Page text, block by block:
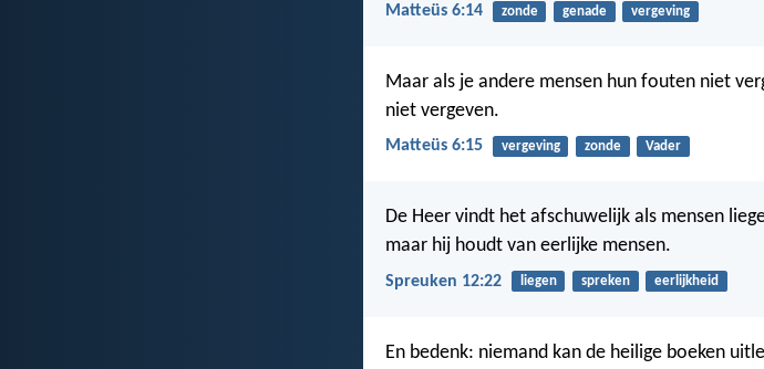
Matteüs 6:14 zonde genade vergeving
Maar als je andere mensen hun fouten niet
niet vergeven.
Matteüs 6:15 vergeving zonde Vader
De Heer vindt het afschuwelijk als mensen
maar hij houdt van eerlijke mensen.
Spreuken 12:22 liegen spreken eerlijkheid
En bedenk: niemand kan de heilige boeken